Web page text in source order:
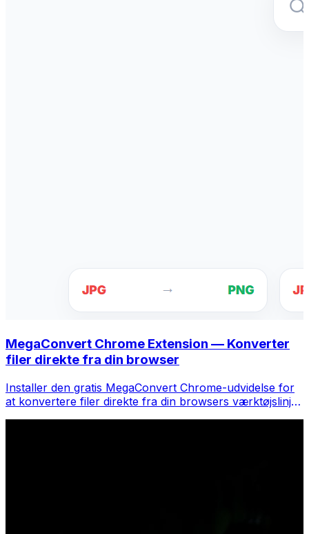
MegaConvert Chrome Extension — Konverter
filer direkte fra din browser
Installer den gratis MegaConvert Chrome-udvidelse for
at konvertere filer direkte fra din browsers værktøjslinje.